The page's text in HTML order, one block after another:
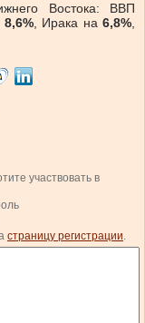
Востока: ВВП
8,6%, Ирака на6,8%,
участвовать в
страницу регистрации.